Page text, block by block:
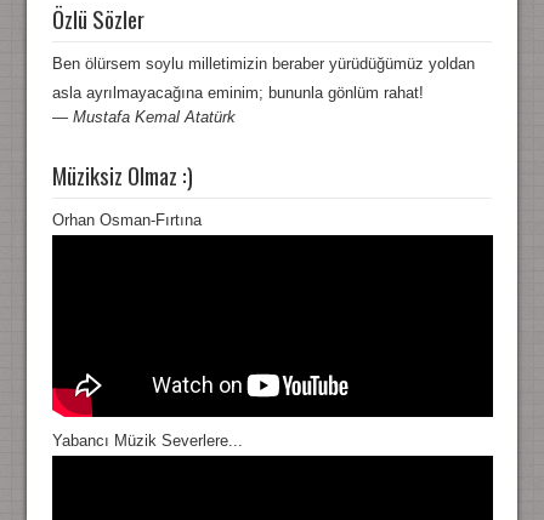
Özlü Sözler
Ben ölürsem soylu milletimizin beraber yürüdüğümüz yoldan
asla ayrılmayacağına eminim; bununla gönlüm rahat!
— Mustafa Kemal Atatürk
Müziksiz Olmaz :)
Orhan Osman-Fırtına
Yabancı Müzik Severlere...